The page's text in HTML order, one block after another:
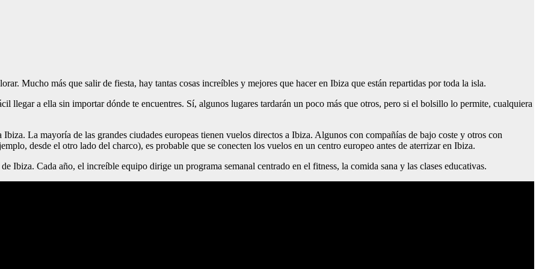
Mucho más que salir de fiesta, hay tantas cosas increíbles y mejores que hacer en Ibiza que están repartidas por toda la isla.
llegar a ella sin importar dónde te encuentres. Sí, algunos lugares tardarán un poco más que otros, pero si el bolsillo lo permite, cualquiera
La mayoría de las grandes ciudades europeas tienen vuelos directos a Ibiza. Algunos con compañías de bajo coste y otros con
desde el otro lado del charco), es probable que se conecten los vuelos en un centro europeo antes de aterrizar en Ibiza.
Ibiza. Cada año, el increíble equipo dirige un programa semanal centrado en el fitness, la comida sana y las clases educativas.